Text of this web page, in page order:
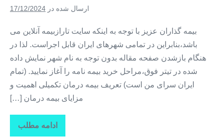
کلوانق
ارسال شده در 17/12/2024
بیمه گذاران عزیز با توجه به اینکه سایت تارازبیمه آنلاین می
باشد،بنابراین در تمامی شهرهای ایران قابل اجراست. لذا در
هنگام بازشدن صفحه مقاله بدون توجه به نام شهر نمایش داده
شده در تیتر فوق،مراحل خرید بیمه نامه را آغاز نمایید. (تمام
ایران سرای من است) تعریف بیمه درمان تکمیلی اهمیت و
مزایای بیمه درمان […]
ادامه مطلب
تاراز